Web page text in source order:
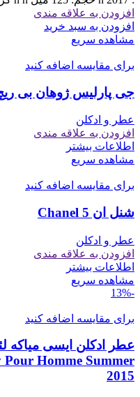
بود.
افزودن به علاقه مندی
افزودن به سبد خرید
مشاهده سریع
برای مقایسه اضافه کنید
جی پارلیس ژوهان بی
عطر و ادکلن
افزودن به علاقه مندی
اطلاعات بیشتر
مشاهده سریع
برای مقایسه اضافه کنید
شنل ان 5 Chanel
عطر و ادکلن
افزودن به علاقه مندی
اطلاعات بیشتر
مشاهده سریع
-13%
برای مقایسه اضافه کنید
Pour Homme Summer
2015